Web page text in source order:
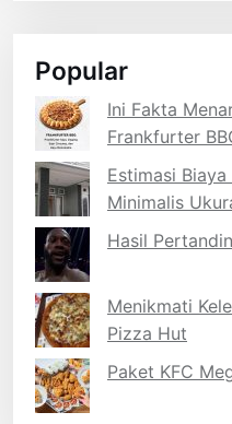
Popular
Ini Fakta
Frankfurter
Estimasi
Minimalis
Hasil
Menikmati
Pizza Hut
Paket KFC